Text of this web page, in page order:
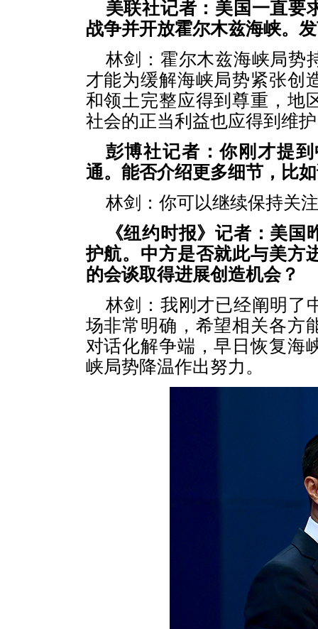
美联社记者：美国一直要
战争并开放霍尔木兹海峡。
林剑：霍尔木兹海峡局势
才能为缓解海峡局势紧张创
和领土完整应得到尊重，地
社会的正当利益也应得到维
彭博社记者：你刚才提
通。能否介绍更多细节，比
林剑：你可以继续保持关
《纽约时报》记者：美
护航。中方是否就此与美方
的会谈取得进展创造机会？
林剑：我刚才已经阐明了
场非常明确，希望相关各方
对话化解争端，早日恢复海
峡局势降温作出努力。